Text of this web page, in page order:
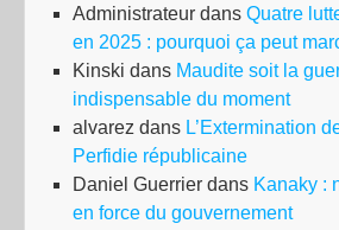
Administrateur dans Quatre
en 2025 : pourquoi ça peut
Kinski dans Maudite soit la
indispensable du moment
alvarez dans L’Extermination
Perfidie républicaine
Daniel Guerrier dans Kanaky :
en force du gouvernement